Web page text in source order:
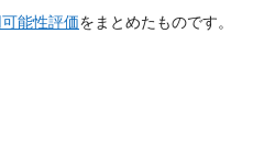
能性評価をまとめたものです。